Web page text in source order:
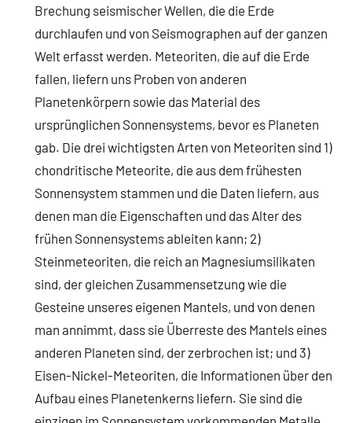
Brechung seismischer Wellen, die die Erde
durchlaufen und von Seismographen auf der ganzen
Welt erfasst werden. Meteoriten, die auf die Erde
fallen, liefern uns Proben von anderen
Planetenkörpern sowie das Material des
ursprünglichen Sonnensystems, bevor es Planeten
gab. Die drei wichtigsten Arten von Meteoriten sind 1)
chondritische Meteorite, die aus dem frühesten
Sonnensystem stammen und die Daten liefern, aus
denen man die Eigenschaften und das Alter des
frühen Sonnensystems ableiten kann; 2)
Steinmeteoriten, die reich an Magnesiumsilikaten
sind, der gleichen Zusammensetzung wie die
Gesteine unseres eigenen Mantels, und von denen
man annimmt, dass sie Überreste des Mantels eines
anderen Planeten sind, der zerbrochen ist; und 3)
Eisen-Nickel-Meteoriten, die Informationen über den
Aufbau eines Planetenkerns liefern. Sie sind die